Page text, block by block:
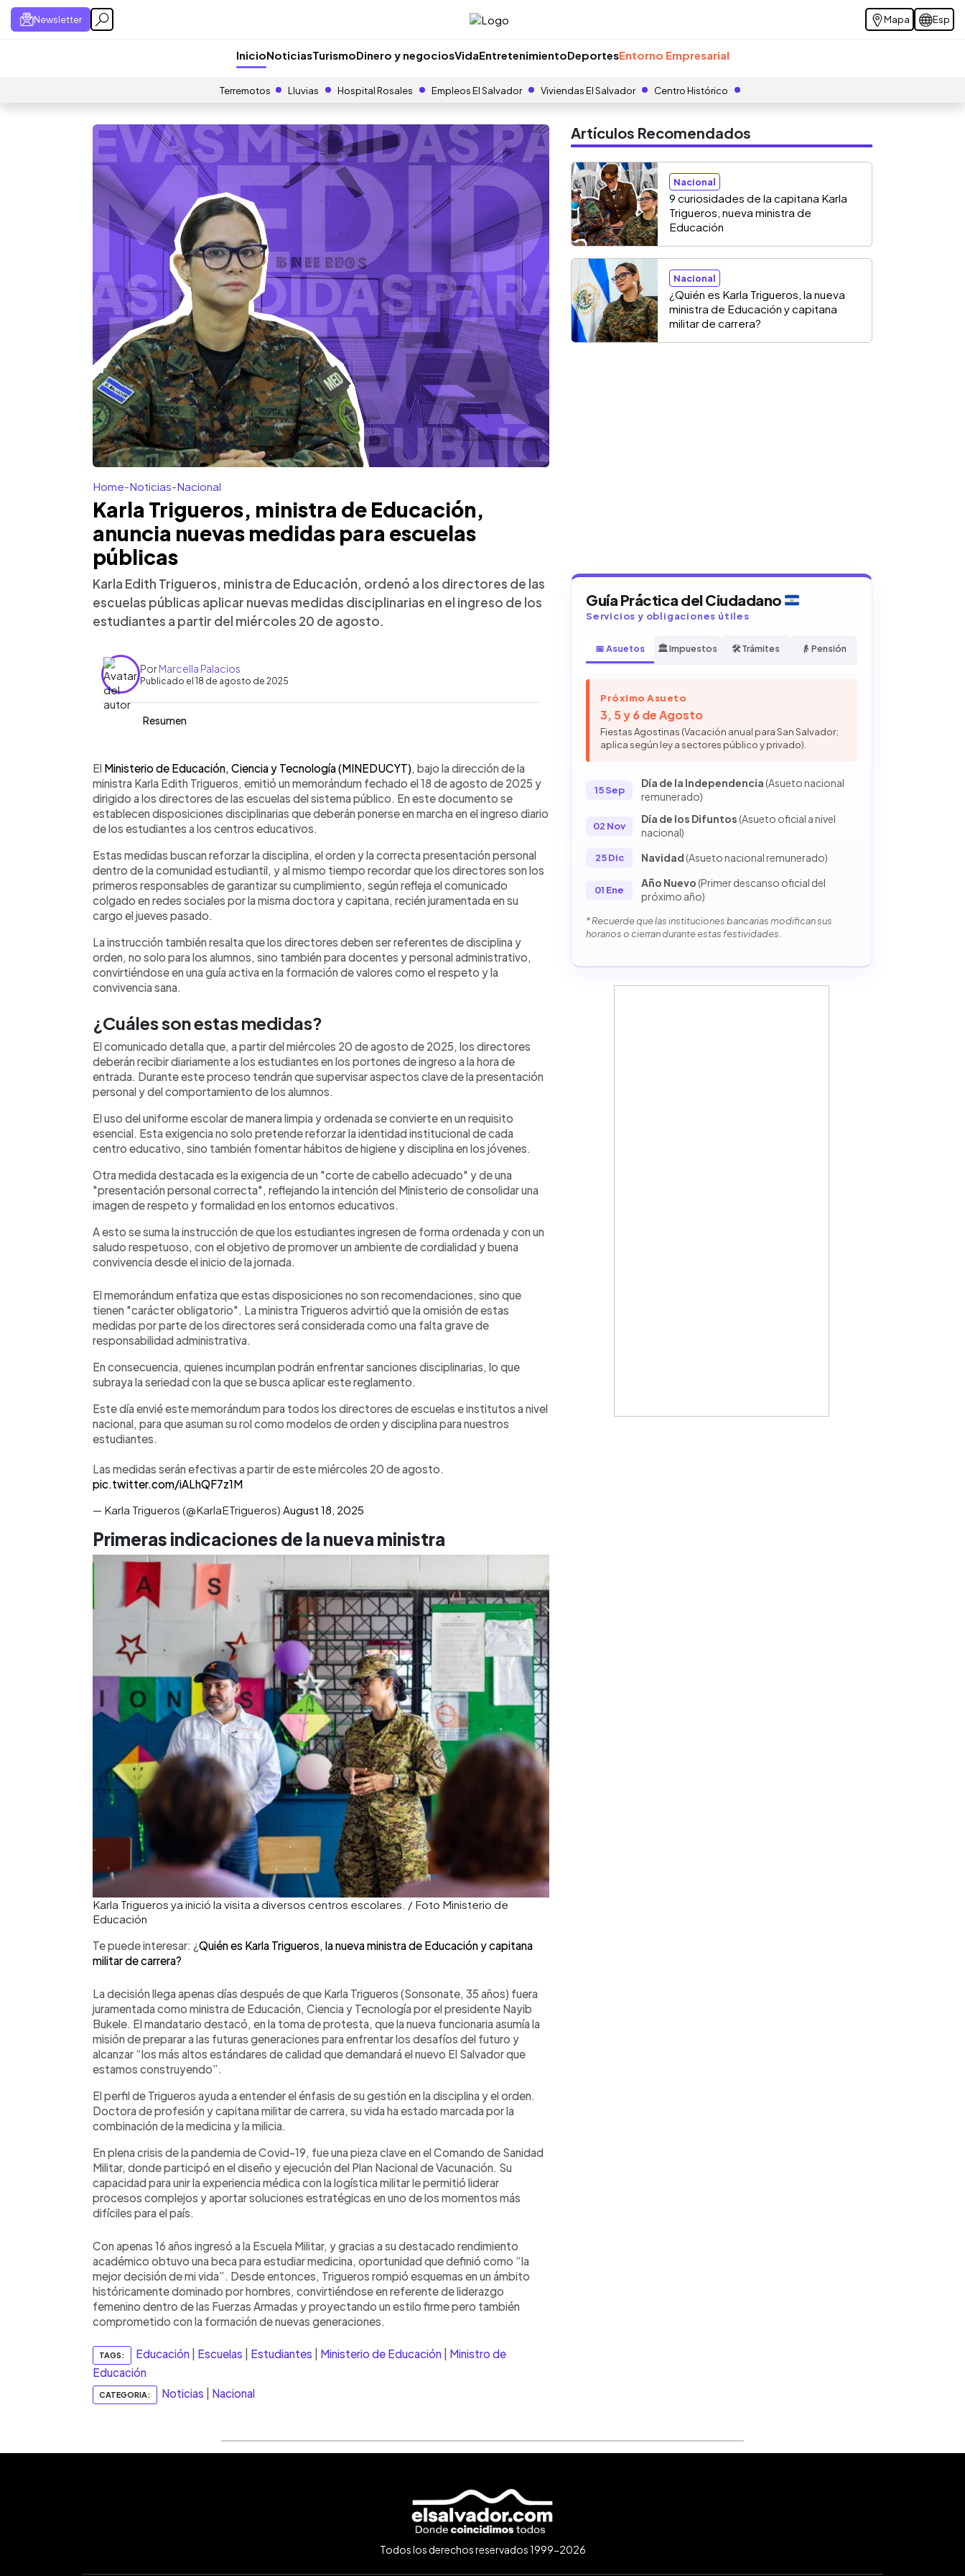
Newsletter Mapa Esp
InicioNoticiasTurismoDinero y negociosVidaEntretenimientoDeportesEntorno Empresarial
Terremotos Lluvias Hospital Rosales Empleos El Salvador Viviendas El Salvador Centro Histórico
Home-Noticias-Nacional
Karla Trigueros, ministra de Educación,
anuncia nuevas medidas para escuelas
públicas
Karla Edith Trigueros, ministra de Educación, ordenó a los directores de las
escuelas públicas aplicar nuevas medidas disciplinarias en el ingreso de los
estudiantes a partir del miércoles 20 de agosto.
PorMarcella Palacios
Publicado el 18 de agosto de 2025
Resumen
► Escuchar artículo
La ministra de Educación, Karla Trigueros, ordenó que a partir del 20 de
agosto los directores de escuelas públicas apliquen nuevas medidas
disciplinarias en el ingreso de estudiantes. Entre ellas destacan el uso
obligatorio del uniforme limpio y ordenado, corte de cabello adecuado,
presentación personal correcta y saludo respetuoso al entrar. Los
de los centros escolares. Trigueros, médica y capitana militar, recién
juramentada por el presidente Bukele, impulsa con estas disposiciones una
gestión marcada por disciplina y orden, buscando fortalecer la formación
en valores dentro del sistema educativo.
El Ministerio de Educación, Ciencia y Tecnología (MINEDUCYT), bajo la dirección de la
ministra Karla Edith Trigueros, emitió un memorándum fechado el 18 de agosto de 2025 y
dirigido a los directores de las escuelas del sistema público. En este documento se
establecen disposiciones disciplinarias que deberán ponerse en marcha en el ingreso diario
de los estudiantes a los centros educativos.
Estas medidas buscan reforzar la disciplina, el orden y la correcta presentación personal
dentro de la comunidad estudiantil, y al mismo tiempo recordar que los directores son los
primeros responsables de garantizar su cumplimiento, según refleja el comunicado
colgado en redes sociales por la misma doctora y capitana, recién juramentada en su
cargo el jueves pasado.
La instrucción también resalta que los directores deben ser referentes de disciplina y
orden, no solo para los alumnos, sino también para docentes y personal administrativo,
convirtiéndose en una guía activa en la formación de valores como el respeto y la
convivencia sana.
¿Cuáles son estas medidas?
El comunicado detalla que, a partir del miércoles 20 de agosto de 2025, los directores
deberán recibir diariamente a los estudiantes en los portones de ingreso a la hora de
entrada. Durante este proceso tendrán que supervisar aspectos clave de la presentación
personal y del comportamiento de los alumnos.
El uso del uniforme escolar de manera limpia y ordenada se convierte en un requisito
esencial. Esta exigencia no solo pretende reforzar la identidad institucional de cada
centro educativo, sino también fomentar hábitos de higiene y disciplina en los jóvenes.
Otra medida destacada es la exigencia de un "corte de cabello adecuado" y de una
"presentación personal correcta", reflejando la intención del Ministerio de consolidar una
imagen de respeto y formalidad en los entornos educativos.
A esto se suma la instrucción de que los estudiantes ingresen de forma ordenada y con un
saludo respetuoso, con el objetivo de promover un ambiente de cordialidad y buena
convivencia desde el inicio de la jornada.
El memorándum enfatiza que estas disposiciones no son recomendaciones, sino que
tienen "carácter obligatorio". La ministra Trigueros advirtió que la omisión de estas
medidas por parte de los directores será considerada como una falta grave de
responsabilidad administrativa.
En consecuencia, quienes incumplan podrán enfrentar sanciones disciplinarias, lo que
subraya la seriedad con la que se busca aplicar este reglamento.
Este día envié este memorándum para todos los directores de escuelas e institutos a nivel
nacional, para que asuman su rol como modelos de orden y disciplina para nuestros
estudiantes.
Las medidas serán efectivas a partir de este miércoles 20 de agosto.
pic.twitter.com/iALhQF7z1M
— Karla Trigueros (@KarlaETrigueros) August 18, 2025
Primeras indicaciones de la nueva ministra
Karla Trigueros ya inició la visita a diversos centros escolares. / Foto Ministerio de
Educación
Te puede interesar: ¿Quién es Karla Trigueros, la nueva ministra de Educación y capitana
militar de carrera?
La decisión llega apenas días después de que Karla Trigueros (Sonsonate, 35 años) fuera
juramentada como ministra de Educación, Ciencia y Tecnología por el presidente Nayib
Bukele. El mandatario destacó, en la toma de protesta, que la nueva funcionaria asumía la
misión de preparar a las futuras generaciones para enfrentar los desafíos del futuro y
alcanzar “los más altos estándares de calidad que demandará el nuevo El Salvador que
estamos construyendo”.
El perfil de Trigueros ayuda a entender el énfasis de su gestión en la disciplina y el orden.
Doctora de profesión y capitana militar de carrera, su vida ha estado marcada por la
combinación de la medicina y la milicia.
En plena crisis de la pandemia de Covid-19, fue una pieza clave en el Comando de Sanidad
Militar, donde participó en el diseño y ejecución del Plan Nacional de Vacunación. Su
capacidad para unir la experiencia médica con la logística militar le permitió liderar
procesos complejos y aportar soluciones estratégicas en uno de los momentos más
difíciles para el país.
Con apenas 16 años ingresó a la Escuela Militar, y gracias a su destacado rendimiento
académico obtuvo una beca para estudiar medicina, oportunidad que definió como “la
mejor decisión de mi vida”. Desde entonces, Trigueros rompió esquemas en un ámbito
históricamente dominado por hombres, convirtiéndose en referente de liderazgo
femenino dentro de las Fuerzas Armadas y proyectando un estilo firme pero también
comprometido con la formación de nuevas generaciones.
TAGS: Educación Escuelas Estudiantes Ministerio de Educación
Ministro de
Educación
CATEGORIA: Noticias Nacional
Artículos Recomendados
Nacional
9 curiosidades de la capitana Karla
Trigueros, nueva ministra de
Educación
Nacional
¿Quién es Karla Trigueros, la nueva
ministra de Educación y capitana
militar de carrera?
Guía Práctica del Ciudadano
Servicios y obligaciones útiles
📅 Asuetos 🏛️ Impuestos 🛠️ Trámites 👴 Pensión
Próximo Asueto
3, 5 y 6 de Agosto
Fiestas Agostinas (Vacación anual para San Salvador;
aplica según ley a sectores público y privado).
15 Sep
Día de la Independencia(Asueto nacional
remunerado)
02 Nov
Día de los Difuntos(Asueto oficial a nivel
nacional)
25 Dic Navidad(Asueto nacional remunerado)
01 Ene
Año Nuevo(Primer descanso oficial del
próximo año)
* Recuerde que las instituciones bancarias modifican sus
horarios o cierran durante estas festividades.
Todos los derechos reservados 1999-2026